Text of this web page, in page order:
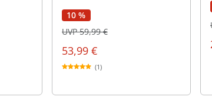
10 %
53,99 €
UVP 59,99 €
(1)